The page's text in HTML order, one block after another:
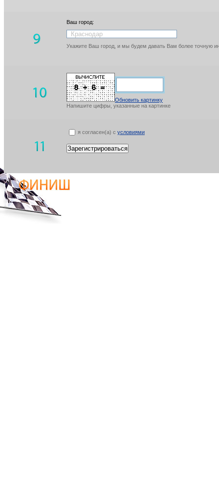
Ваш город:
Укажите Ваш город, и мы будем давать Вам более точную
Обновить картинку
Напишите цифры, указанные на картинке
я согласен(а) с условиями
Зарегистрироваться